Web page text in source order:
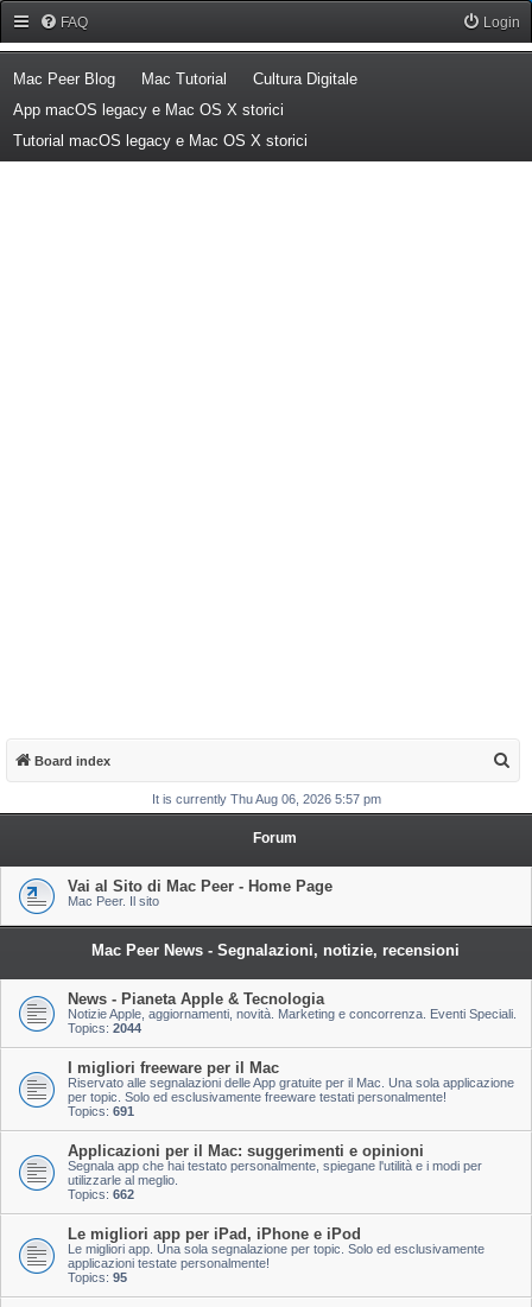
FAQ Login
Mac Peer Blog(Opens a new tab)
Mac Tutorial (Opens a new tab)
Cultura Digitale(Opens a new tab)
App macOS legacy e Mac OS X storici
Tutorial macOS legacy e Mac OS X storici
Board index
a
It is currently Thu Aug 06, 2026 5:57 pm
Forum
Vai al Sito di Mac Peer - Home Page
Mac Peer. Il sito
Mac Peer News - Segnalazioni, notizie, recensioni
News - Pianeta Apple & Tecnologia
Notizie Apple, aggiornamenti, novità. Marketing e concorrenza. Eventi Speciali.
Topics: 2044
I migliori freeware per il Mac
Riservato alle segnalazioni delle App gratuite per il Mac. Una sola applicazione
per topic. Solo ed esclusivamente freeware testati personalmente!
Topics: 691
Applicazioni per il Mac: suggerimenti e opinioni
Segnala app che hai testato personalmente, spiegane l'utilità e i modi per
utilizzarle al meglio.
Topics: 662
Le migliori app per iPad, iPhone e iPod
Le migliori app. Una sola segnalazione per topic. Solo ed esclusivamente
applicazioni testate personalmente!
Topics: 95